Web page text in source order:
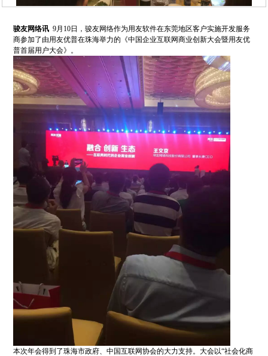
骏友网络讯 9月 10日，骏友网络作为用友软件在东莞地区客户实施开发服务
商参加了由用友优普在珠海举力的《中国企业互联网商业创新大会暨用友优
普首届用户大会》。
本次年会得到了珠海市政府、中国互联网协会的大力支持。大会以“社会化商